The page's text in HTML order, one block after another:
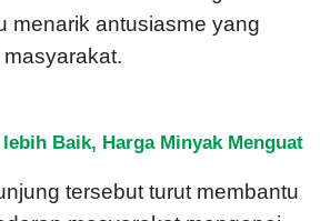
menarik antusiasme yang
Baik, Harga Minyak Menguat
tersebut turut membantu